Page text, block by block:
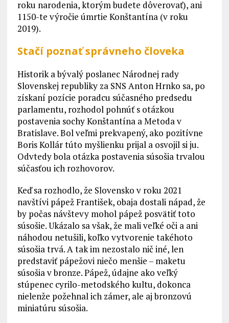
roku narodenia, ktorým budete dôverovať), ani
1150-te výročie úmrtie Konštantína (v roku
2019).
Stačí poznať správneho človeka
Historik a bývalý poslanec Národnej rady
Slovenskej republiky za SNS Anton Hrnko sa, po
získaní pozície poradcu súčasného predsedu
parlamentu, rozhodol pohnúť s otázkou
postavenia sochy Konštantína a Metoda v
Bratislave. Bol veľmi prekvapený, ako pozitívne
Boris Kollár túto myšlienku prijal a osvojil si ju.
Odvtedy bola otázka postavenia súsošia trvalou
súčasťou ich rozhovorov.
Keď sa rozhodlo, že Slovensko v roku 2021
navštívi pápež František, obaja dostali nápad, že
by počas návštevy mohol pápež posvätiť toto
súsošie. Ukázalo sa však, že mali veľké oči a ani
náhodou netušili, koľko vytvorenie takéhoto
súsošia trvá. A tak im nezostalo nič iné, len
predstaviť pápežovi niečo menšie – maketu
súsošia v bronze. Pápež, údajne ako veľký
stúpenec cyrilo-metodského kultu, dokonca
nielenže požehnal ich zámer, ale aj bronzovú
miniatúru súsošia.